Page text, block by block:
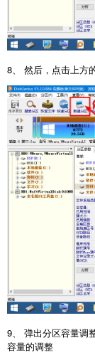
8、 然后，点击上方
9、 弹出分区容量调
容量的调整